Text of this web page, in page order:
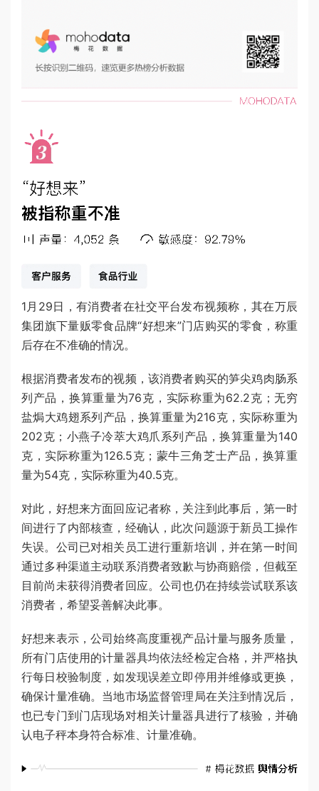
1月29日，有消费者在社交平台发布视频称，其在万辰
集团旗下量贩零食品牌“好想来”门店购买的零食，称重
后存在不准确的情况。
根据消费者发布的视频，该消费者购买的笋尖鸡肉肠系
列产品，换算重量为76克，实际称重为62.2克；无穷
盐焗大鸡翅系列产品，换算重量为216克，实际称重为
202克；小燕子冷萃大鸡爪系列产品，换算重量为140
克，实际称重为126.5克；蒙牛三角芝士产品，换算重
量为54克，实际称重为40.5克。
对此，好想来方面回应记者称，关注到此事后，第一时
间进行了内部核查，经确认，此次问题源于新员工操作
失误。公司已对相关员工进行重新培训，并在第一时间
通过多种渠道主动联系消费者致歉与协商赔偿，但截至
目前尚未获得消费者回应。公司也仍在持续尝试联系该
消费者，希望妥善解决此事。
好想来表示，公司始终高度重视产品计量与服务质量，
所有门店使用的计量器具均依法经检定合格，并严格执
行每日校验制度，如发现误差立即停用并维修或更换，
确保计量准确。当地市场监督管理局在关注到情况后，
也已专门到门店现场对相关计量器具进行了核验，并确
认电子秤本身符合标准、计量准确。